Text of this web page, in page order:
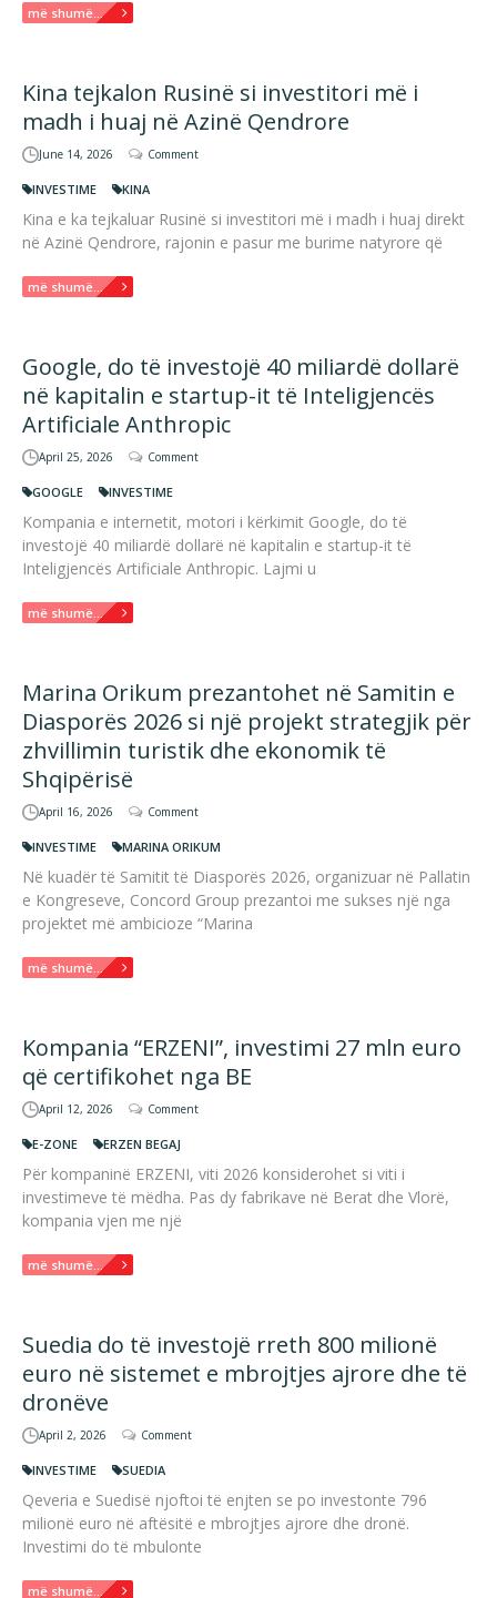
më shumë...
Kina tejkalon Rusinë si investitori më i
madh i huaj në Azinë Qendrore
June 14, 2026 Comment
INVESTIME KINA
Kina e ka tejkaluar Rusinë si investitori më i madh i huaj direkt
në Azinë Qendrore, rajonin e pasur me burime natyrore që
më shumë...
Google, do të investojë 40 miliardë dollarë
në kapitalin e startup-it të Inteligjencës
Artificiale Anthropic
April 25, 2026 Comment
GOOGLE INVESTIME
Kompania e internetit, motori i kërkimit Google, do të
investojë 40 miliardë dollarë në kapitalin e startup-it të
Inteligjencës Artificiale Anthropic. Lajmi u
më shumë...
Marina Orikum prezantohet në Samitin e
Diasporës 2026 si një projekt strategjik për
zhvillimin turistik dhe ekonomik të
Shqipërisë
April 16, 2026 Comment
INVESTIME MARINA ORIKUM
Në kuadër të Samitit të Diasporës 2026, organizuar në Pallatin
e Kongreseve, Concord Group prezantoi me sukses një nga
projektet më ambicioze “Marina
më shumë...
Kompania “ERZENI”, investimi 27 mln euro
që certifikohet nga BE
April 12, 2026 Comment
E-ZONE ERZEN BEGAJ
Për kompaninë ERZENI, viti 2026 konsiderohet si viti i
investimeve të mëdha. Pas dy fabrikave në Berat dhe Vlorë,
kompania vjen me një
më shumë...
Suedia do të investojë rreth 800 milionë
euro në sistemet e mbrojtjes ajrore dhe të
dronëve
April 2, 2026 Comment
INVESTIME SUEDIA
Qeveria e Suedisë njoftoi të enjten se po investonte 796
milionë euro në aftësitë e mbrojtjes ajrore dhe dronë.
Investimi do të mbulonte
më shumë...